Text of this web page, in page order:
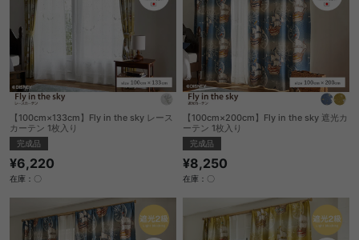
【100cm×133cm】Fly in the sky レース
カーテン 1枚入り
完成品
¥6,220
在庫：〇
【100cm×200cm】Fly in the sky 遮光カ
ーテン 1枚入り
完成品
¥8,250
在庫：〇